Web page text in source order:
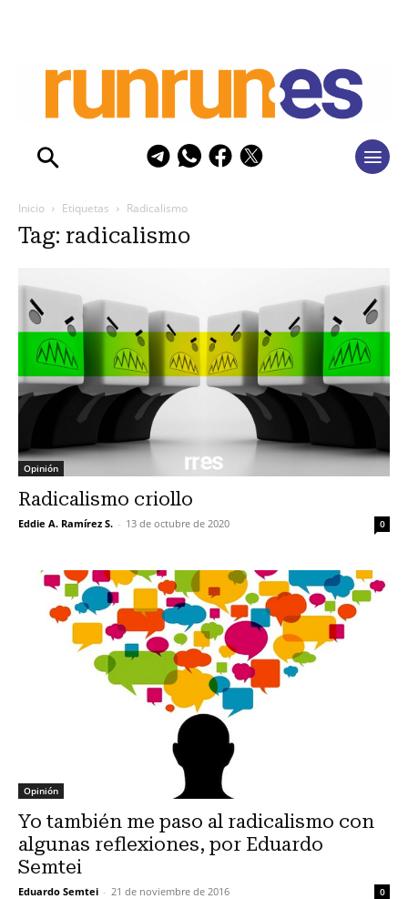
Inicio Etiquetas Radicalismo
Tag: radicalismo
Opinión
Radicalismo criollo
Eddie A. Ramírez S. - 13 de octubre de 2020 0
Opinión
Yo también me paso al radicalismo con
algunas reflexiones, por Eduardo
Semtei
Eduardo Semtei - 21 de noviembre de 2016 0